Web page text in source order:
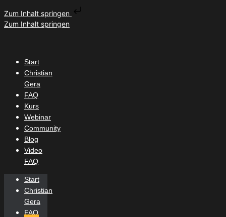
Zum Inhalt springen
Zum Inhalt springen
Start
Christian
Gera
FAQ
Kurs
Webinar
Community
Blog
Video
FAQ
Start
Christian
Gera
FAQ